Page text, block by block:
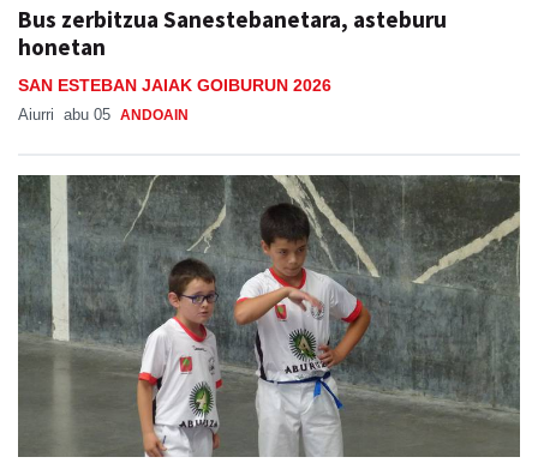
Bus zerbitzua Sanestebanetara, asteburu
honetan
SAN ESTEBAN JAIAK GOIBURUN 2026
Aiurri abu 05 ANDOAIN